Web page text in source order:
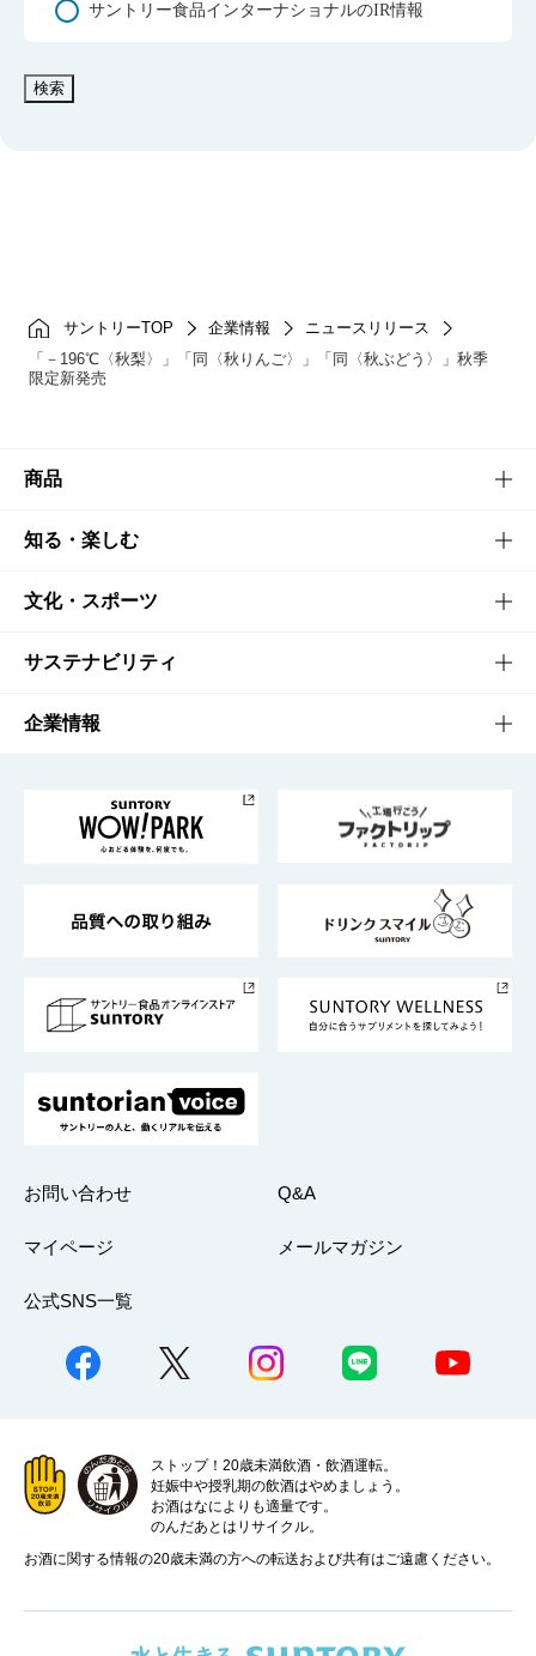
サントリーTOP 企業情報
ニュースリリース
「－196℃〈秋梨〉」「同〈秋りんご〉」「同〈秋ぶどう〉」秋季
限定新発売
サントリー食品インターナショナルのIR情報
検索
商品
商品TOP
商品一覧
商品発売情報
栄養成分一覧
知る・楽しむ
知る・楽しむTOP
キャンペーン
工場見学
地域情報
文化・スポーツ
文化・スポーツTOP
サントリーホール
サントリーサンバーズ大阪
サステナビリティ
サステナビリティTOP
サントリーが考えるサステナビリティ経営
企業情報
企業概要
採用情報
お問い合わせ Q&A
マイページ メールマガジン
公式SNS一覧
ストップ！20歳未満飲酒・飲酒運転。
妊娠中や授乳期の飲酒はやめましょう。
お酒はなによりも適量です。
のんだあとはリサイクル。
お酒に関する情報の20歳未満の方への転送および共有はご遠慮ください。